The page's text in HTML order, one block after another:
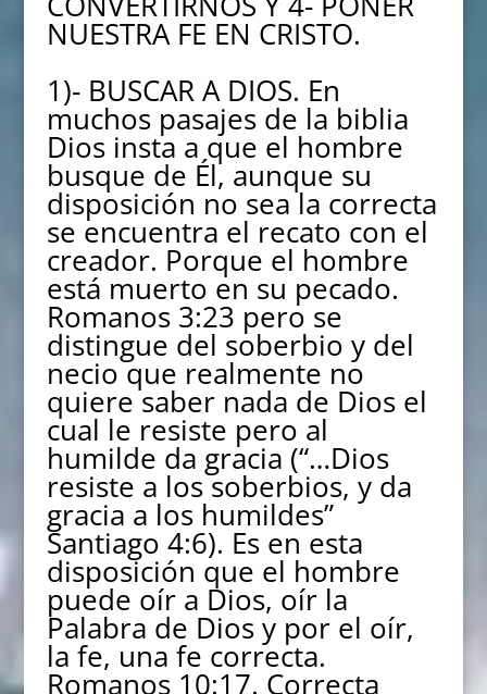
NUESTRA FE EN CRISTO.
1)- BUSCAR A DIOS. En
muchos pasajes de la biblia
Dios insta a que el hombre
busque de Él, aunque su
disposición no sea la correcta
se encuentra el recato con el
creador. Porque el hombre
está muerto en su pecado.
Romanos 3:23 pero se
distingue del soberbio y del
necio que realmente no
quiere saber nada de Dios el
cual le resiste pero al
humilde da gracia (“…Dios
resiste a los soberbios, y da
gracia a los humildes”
Santiago 4:6). Es en esta
disposición que el hombre
puede oír a Dios, oír la
Palabra de Dios y por el oír,
la fe, una fe correcta.
Romanos 10:17. Correcta